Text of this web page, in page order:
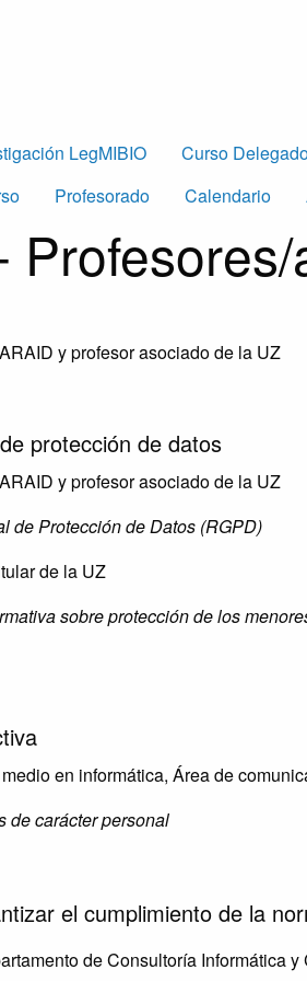
LegMIBIO Curso
Profesorado Calendario
Profesores/
y profesor asociado de la UZ
protección de datos
y profesor asociado de la UZ
de Protección de Datos (RGPD)
de la UZ
sobre protección de los
en informática, Área de
de carácter personal
el cumplimiento de la
de Consultoría Informática